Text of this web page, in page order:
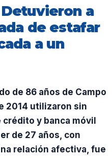
Detuvieron a
de estafar
a un
de 86 años de Campo
2014 utilizaron sin
y banca móvil
de 27 años, con
relación afectiva, fue